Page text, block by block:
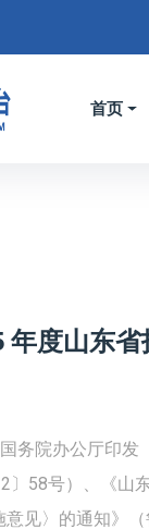
首页
度山东
务院办公厅印
〕58号）、《山
见〉的通知》